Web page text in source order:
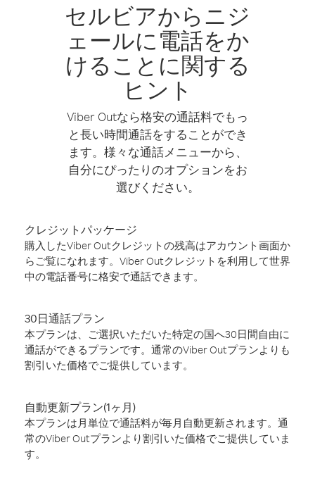
セルビアからニジ
ェールに電話をか
けることに関する
ヒント
Viber Outなら格安の通話料でもっ
と長い時間通話をすることができ
ます。様々な通話メニューから、
自分にぴったりのオプションをお
選びください。
クレジットパッケージ
購入したViber Outクレジットの残高はアカウント画面か
らご覧になれます。Viber Outクレジットを利用して世界
中の電話番号に格安で通話できます。
30日通話プラン
本プランは、ご選択いただいた特定の国へ30日間自由に
通話ができるプランです。通常のViber Outプランよりも
割引いた価格でご提供しています。
自動更新プラン(1ヶ月)
本プランは月単位で通話料が毎月自動更新されます。通
常のViber Outプランより割引いた価格でご提供していま
す。